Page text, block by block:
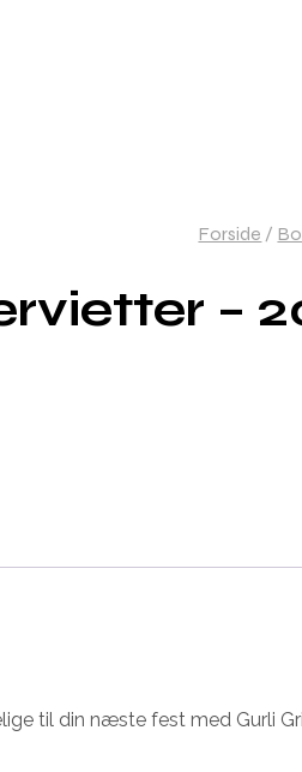
Forside /
–
til din næste fest med Gurli